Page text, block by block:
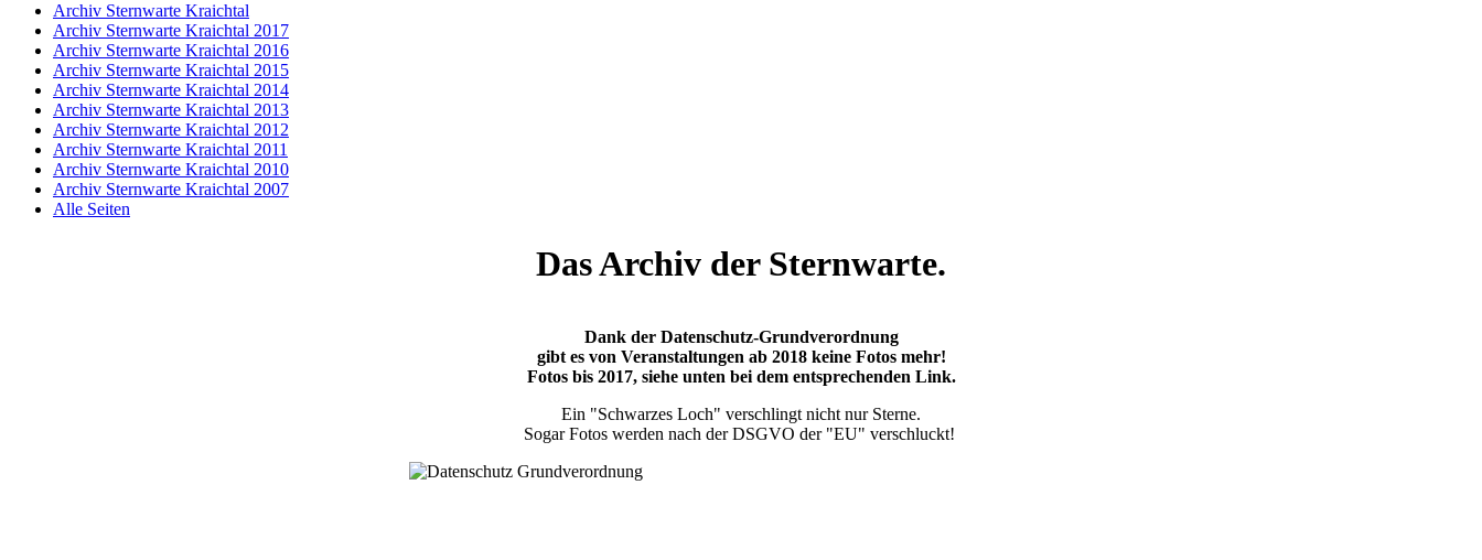
Archiv Sternwarte Kraichtal
Archiv Sternwarte Kraichtal 2017
Archiv Sternwarte Kraichtal 2016
Archiv Sternwarte Kraichtal 2015
Archiv Sternwarte Kraichtal 2014
Archiv Sternwarte Kraichtal 2013
Archiv Sternwarte Kraichtal 2012
Archiv Sternwarte Kraichtal 2011
Archiv Sternwarte Kraichtal 2010
Archiv Sternwarte Kraichtal 2007
Alle Seiten
Das Archiv der Sternwarte.
Dank der Datenschutz-Grundverordnung
gibt es von Veranstaltungen ab 2018 keine Fotos mehr!
Fotos bis 2017, siehe unten bei dem entsprechenden Link.
Ein "Schwarzes Loch" verschlingt nicht nur Sterne.
Sogar Fotos werden nach der DSGVO der "EU" verschluckt!